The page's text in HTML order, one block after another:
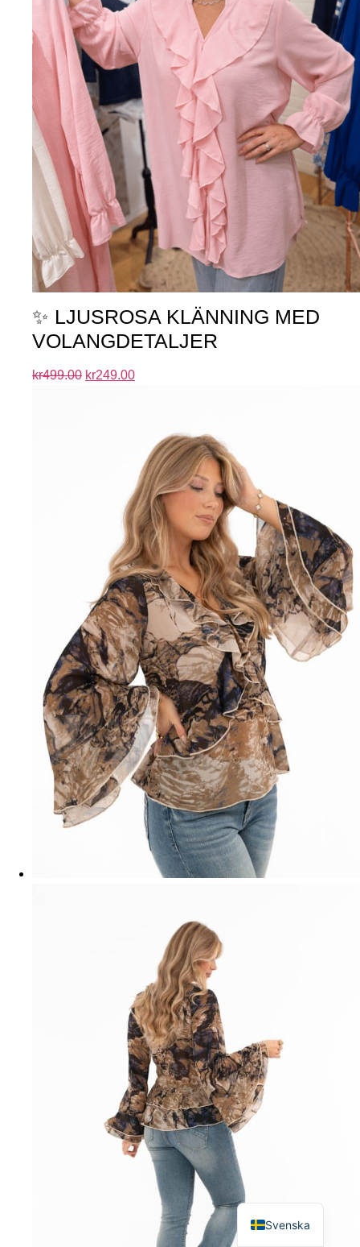
✨ LJUSROSA KLÄNNING MED
VOLANGDETALJER
kr499.00 kr249.00
Svenska